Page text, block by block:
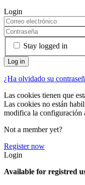
Login
Stay logged in
¿Ha olvidado su
Las cookies tienen que
Las cookies no están
modifica la configuración
Not a member yet?
Register now
Login
Available for registred